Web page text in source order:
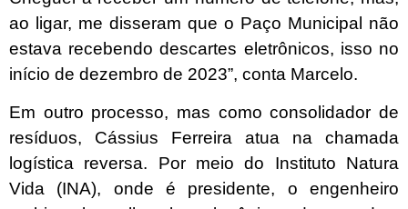
ao ligar, me disseram que o Paço Municipal não
estava recebendo descartes eletrônicos, isso no
início de dezembro de 2023”, conta Marcelo.
Em outro processo, mas como consolidador de
resíduos, Cássius Ferreira atua na chamada
logística reversa. Por meio do Instituto Natura
Vida (INA), onde é presidente, o engenheiro